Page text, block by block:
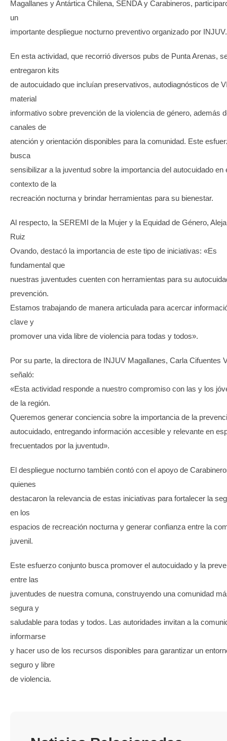
Magallanes y Antártica Chilena, SENDA y Carabineros,
un
importante despliegue nocturno preventivo organizado por INJUV.
En esta actividad, que recorrió diversos pubs de Punta Arenas,
entregaron kits
de autocuidado que incluían preservativos, autodiagnósticos de
material
informativo sobre prevención de la violencia de género, además
canales de
atención y orientación disponibles para la comunidad. Este
busca
sensibilizar a la juventud sobre la importancia del autocuidado en
contexto de la
recreación nocturna y brindar herramientas para su bienestar.
Al respecto, la SEREMI de la Mujer y la Equidad de Género,
Ruiz
Ovando, destacó la importancia de este tipo de iniciativas: «Es
fundamental que
nuestras juventudes cuenten con herramientas para su
prevención.
Estamos trabajando de manera articulada para acercar
clave y
promover una vida libre de violencia para todas y todos».
Por su parte, la directora de INJUV Magallanes, Carla Cifuentes
señaló:
«Esta actividad responde a nuestro compromiso con las y los
de la región.
Queremos generar conciencia sobre la importancia de la
autocuidado, entregando información accesible y relevante en
frecuentados por la juventud».
El despliegue nocturno también contó con el apoyo de
quienes
destacaron la relevancia de estas iniciativas para fortalecer la
en los
espacios de recreación nocturna y generar confianza entre la
juvenil.
Este esfuerzo conjunto busca promover el autocuidado y la
entre las
juventudes de nuestra comuna, construyendo una comunidad
segura y
saludable para todas y todos. Las autoridades invitan a la
informarse
y hacer uso de los recursos disponibles para garantizar un
seguro y libre
de violencia.